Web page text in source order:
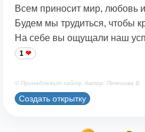
Всем приносит мир, любовь
Будем мы трудиться, чтобы
На себе вы ощущали наш
1
© Принадлежит сайту. Автор: Печенова В.
Создать открытку